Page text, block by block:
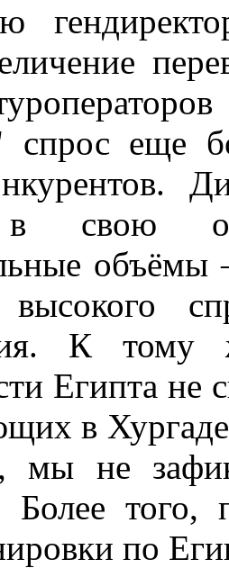
спрос еще
свою
объёмы
К тому
Египта не
в
мы не
Более
по